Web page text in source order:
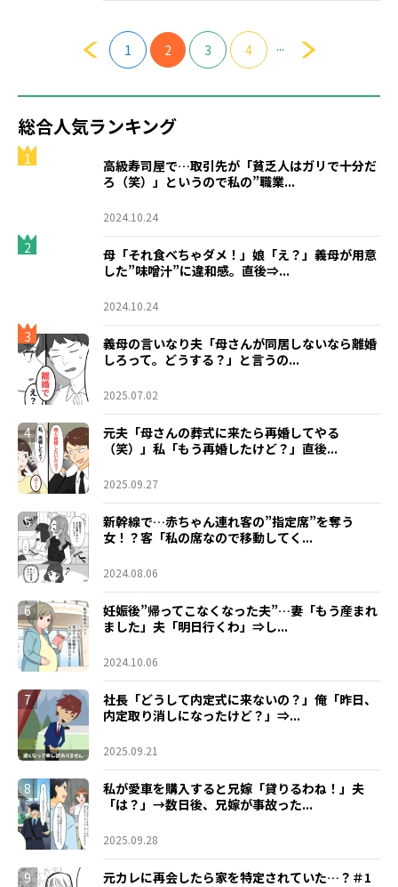
1 2 3 4 ...
総合人気ランキング
1
高級寿司屋で…取引先が「貧乏人はガリで十分だ
ろ（笑）」というので私の”職業...
2024.10.24
2
母「それ食べちゃダメ！」娘「え？」義母が用意
した”味噌汁”に違和感。直後⇒...
2024.10.24
3
義母の言いなり夫「母さんが同居しないなら離婚
しろって。どうする？」と言うの...
2025.07.02
4
元夫「母さんの葬式に来たら再婚してやる
（笑）」私「もう再婚したけど？」直後...
2025.09.27
5
新幹線で…赤ちゃん連れ客の”指定席”を奪う
女！？客「私の席なので移動してく...
2024.08.06
6
妊娠後”帰ってこなくなった夫”…妻「もう産まれ
ました」夫「明日行くわ」⇒し...
2024.10.06
7
社長「どうして内定式に来ないの？」俺「昨日、
内定取り消しになったけど？」⇒...
2025.09.21
8
私が愛車を購入すると兄嫁「貸りるわね！」夫
「は？」→数日後、兄嫁が事故った...
2025.09.28
9 元カレに再会したら家を特定されていた…？＃1